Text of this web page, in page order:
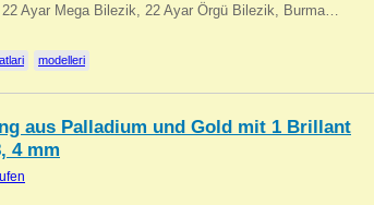
Ayar Mega Bilezik, 22 Ayar Örgü Bilezik, Burma…
modelleri
aus Palladium und Gold mit 1 Brillant
4 mm